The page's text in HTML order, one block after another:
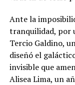
Ante la
tranquilidad, por
Tercio Galdino,
diseñó el
invisible que
Alisea Lima, un